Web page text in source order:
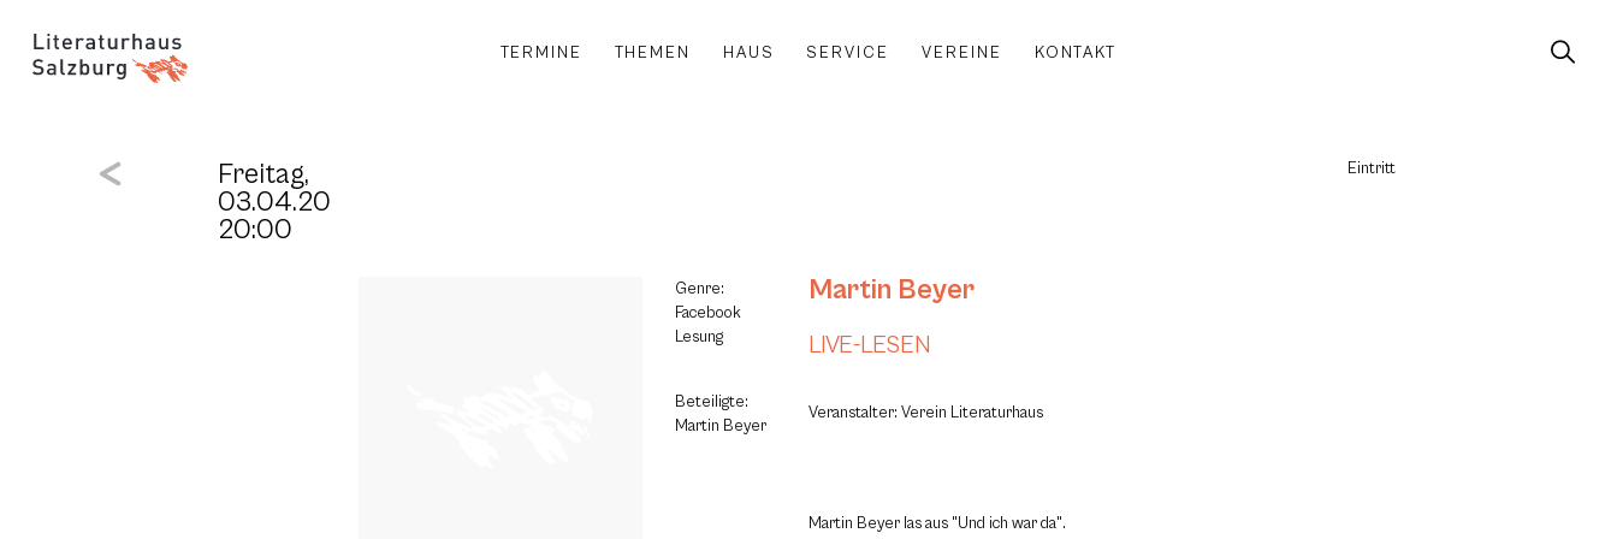
TERMINE THEMEN HAUS SERVICE VEREINE KONTAKT
Freitag,
03.04.20
20:00
Eintritt
Genre:
Facebook
Lesung
Beteiligte:
Martin Beyer
Martin Beyer
LIVE-LESEN
Veranstalter: Verein Literaturhaus
Martin Beyer las aus "Und ich war da".